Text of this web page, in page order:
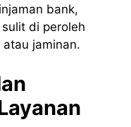
bank,
di peroleh
jaminan.